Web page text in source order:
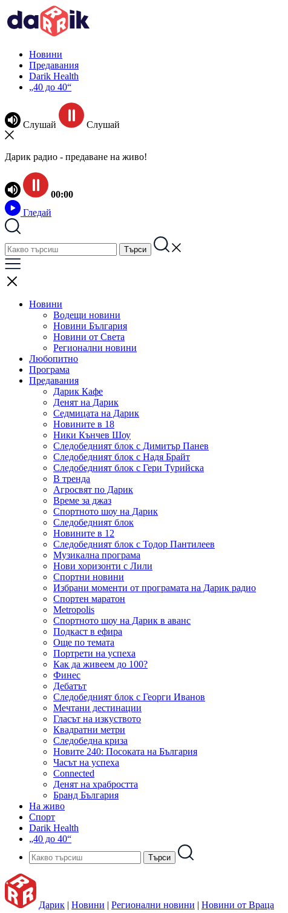
Новини
Предавания
Darik Health
„40 до 40“
Слушай Слушай
Дарик радио - предаване на живо!
00:00
Гледай
Новини
Водещи новини
Новини България
Новини от Света
Регионални новини
Любопитно
Програма
Предавания
Дарик Кафе
Денят на Дарик
Седмицата на Дарик
Новините в 18
Ники Кънчев Шоу
Следобедният блок с Димитър Панев
Следобедният блок с Надя Брайт
Следобедният блок с Гери Турийска
В тренда
Агросвят по Дарик
Време за джаз
Спортното шоу на Дарик
Следобедният блок
Новините в 12
Следобедният блок с Тодор Пантилеев
Музикална програма
Нови хоризонти с Лили
Спортни новини
Избрани моменти от програмата на Дарик радио
Спортен маратон
Metropolis
Спортното шоу на Дарик в аванс
Подкаст в ефира
Още по темата
Портрети на успеха
Как да живеем до 100?
Финес
Дебатът
Следобедният блок с Георги Иванов
Мечтани дестинации
Гласът на изкуството
Квадратни метри
Следобедна криза
Новите 240: Посоката на България
Часът на успеха
Connected
Денят на храбростта
Бранд България
На живо
Спорт
Darik Health
„40 до 40“
Дарик | Новини | Регионални новини | Новини от Враца